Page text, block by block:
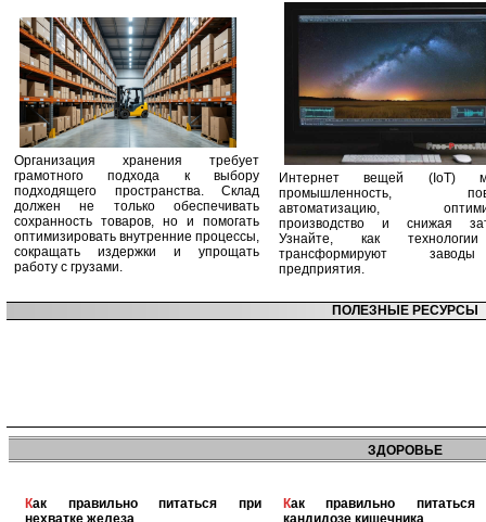
Организация хранения требует
грамотного подхода к выбору
подходящего пространства. Склад
должен не только обеспечивать
сохранность товаров, но и помогать
оптимизировать внутренние процессы,
сокращать издержки и упрощать
работу с грузами.
Интернет вещей (IoT)
промышленность,
автоматизацию,
производство и снижая
Узнайте, как
трансформируют
предприятия.
ПОЛЕЗНЫЕ РЕСУРСЫ
ЗДОРОВЬЕ
Как правильно питаться при
нехватке железа
Как правильно питаться при
кандидозе кишечника